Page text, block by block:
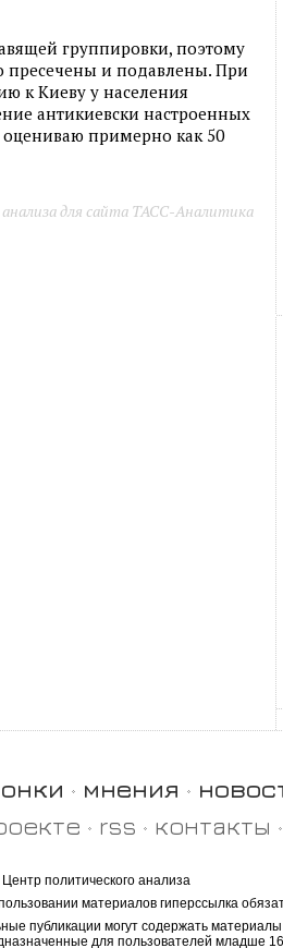
группировки, поэтому
пресечены и подавлены. При
к Киеву у населения
антикиевски настроенных
примерно как 50
для сайта ТАСС-Аналитика
мнения
rss контакты
политического анализа
материалов гиперссылка
публикации могут содержать материалы
для пользователей младше